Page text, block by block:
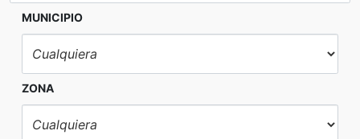
MUNICIPIO
ZONA